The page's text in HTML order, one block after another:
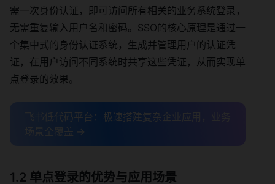
需一次身份认证，即可访问所有相关的业务系统登录，
无需重复输入用户名和密码。SSO的核心原理是通过一
个集中式的身份认证系统，生成并管理用户的认证凭
证，在用户访问不同系统时共享这些凭证，从而实现单
点登录的效果。
飞书低代码平台：极速搭建复杂企业应用，业务
场景全覆盖 →
1.2 单点登录的优势与应用场景